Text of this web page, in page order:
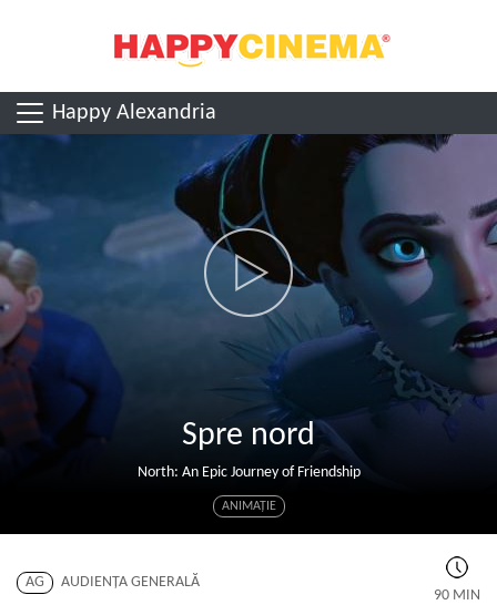
Happy Alexandria
Spre nord
North: An Epic Journey of Friendship
ANIMAŢIE
AG
AUDIENŢA GENERALĂ
90 MIN